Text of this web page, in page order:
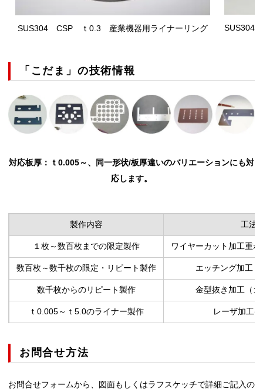
SUS304 CSP ｔ0.3 産業機器用ライナーリング
「こだま」の技術情報
対応板厚：ｔ0.005～、同一形状/板厚違いのバリエーションにも対
応します。
製作内容 工法
１枚～数百枚までの限定製作 ワイヤーカット加工重
数百枚～数千枚の限定・リピート製作 エッチング加工
数千枚からのリピート製作 金型抜き加工（
ｔ0.005～ｔ5.0のライナー製作 レーザ加工(
お問合せ方法
お問合せフォームから、図面もしくはラフスケッチで詳細ご記入の